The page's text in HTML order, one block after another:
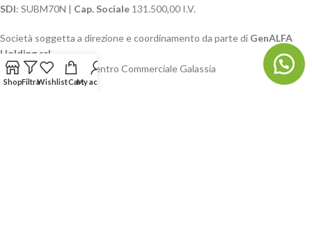
SDI: SUBM70N | Cap. Sociale 131.500,00 I.V.
Società soggetta a direzione e coordinamento da parte di GenALFA
Holding srl
Via A. Ponti n. 4 – Centro Commerciale Galassia
24126 Bergamo
ShopFiltraWishlistCartMy account